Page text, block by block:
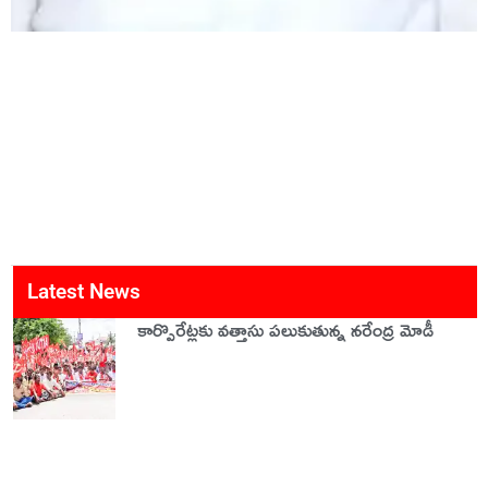
Latest News
కార్పొరేట్లకు వత్తాసు పలుకుతున్న నరేంద్ర మోడీ